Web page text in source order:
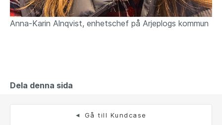
Anna-Karin Alnqvist, enhetschef på Arjeplogs kommun
Dela denna sida
Gå till Kundcase